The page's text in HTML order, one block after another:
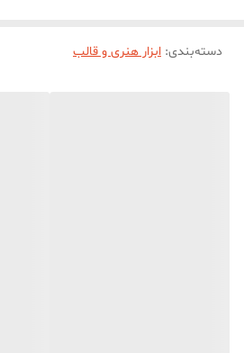
دسته‌بندی: ابزار هنری و قالب